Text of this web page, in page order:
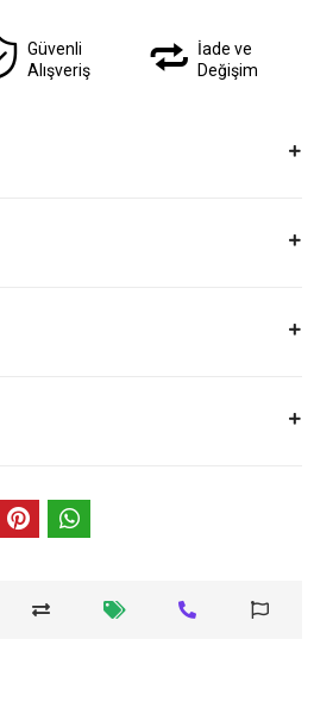
Güvenli
Alışveriş
İade ve
Değişim